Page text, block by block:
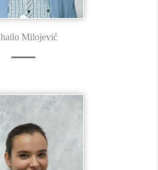
Milojević